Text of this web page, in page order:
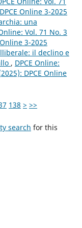
Online 3-2025
una
Vol. 71 No. 3
3-2025
il declino e
, DPCE Online:
DPCE Online
138 > >>
search for this